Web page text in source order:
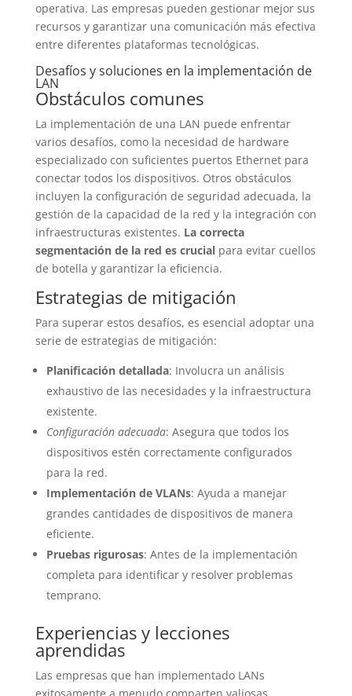
operativa. Las empresas pueden gestionar mejor sus
recursos y garantizar una comunicación más efectiva
entre diferentes plataformas tecnológicas.
Desafíos y soluciones en la implementación de
LAN
Obstáculos comunes
La implementación de una LAN puede enfrentar
varios desafíos, como la necesidad de hardware
especializado con suficientes puertos Ethernet para
conectar todos los dispositivos. Otros obstáculos
incluyen la configuración de seguridad adecuada, la
gestión de la capacidad de la red y la integración con
infraestructuras existentes. La correcta
segmentación de la red es crucialpara evitar cuellos
de botella y garantizar la eficiencia.
Estrategias de mitigación
Para superar estos desafíos, es esencial adoptar una
serie de estrategias de mitigación:
Planificación detallada: Involucra un análisis
exhaustivo de las necesidades y la infraestructura
existente.
Configuración adecuada: Asegura que todos los
dispositivos estén correctamente configurados
para la red.
Implementación de VLANs: Ayuda a manejar
grandes cantidades de dispositivos de manera
eficiente.
Pruebas rigurosas: Antes de la implementación
completa para identificar y resolver problemas
temprano.
Experiencias y lecciones
aprendidas
Las empresas que han implementado LANs